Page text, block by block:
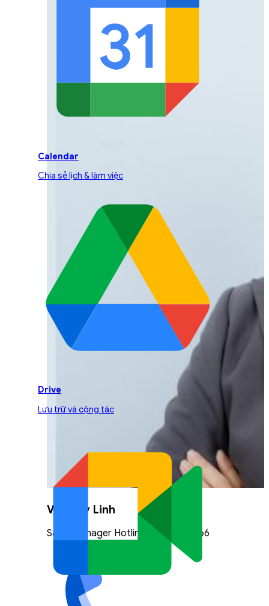
Vũ Thuỳ Linh
Sales Manager Hotline: 0842.999.666
Calendar
Chia sẻ lịch & làm việc
Drive
Lưu trữ và cộng tác